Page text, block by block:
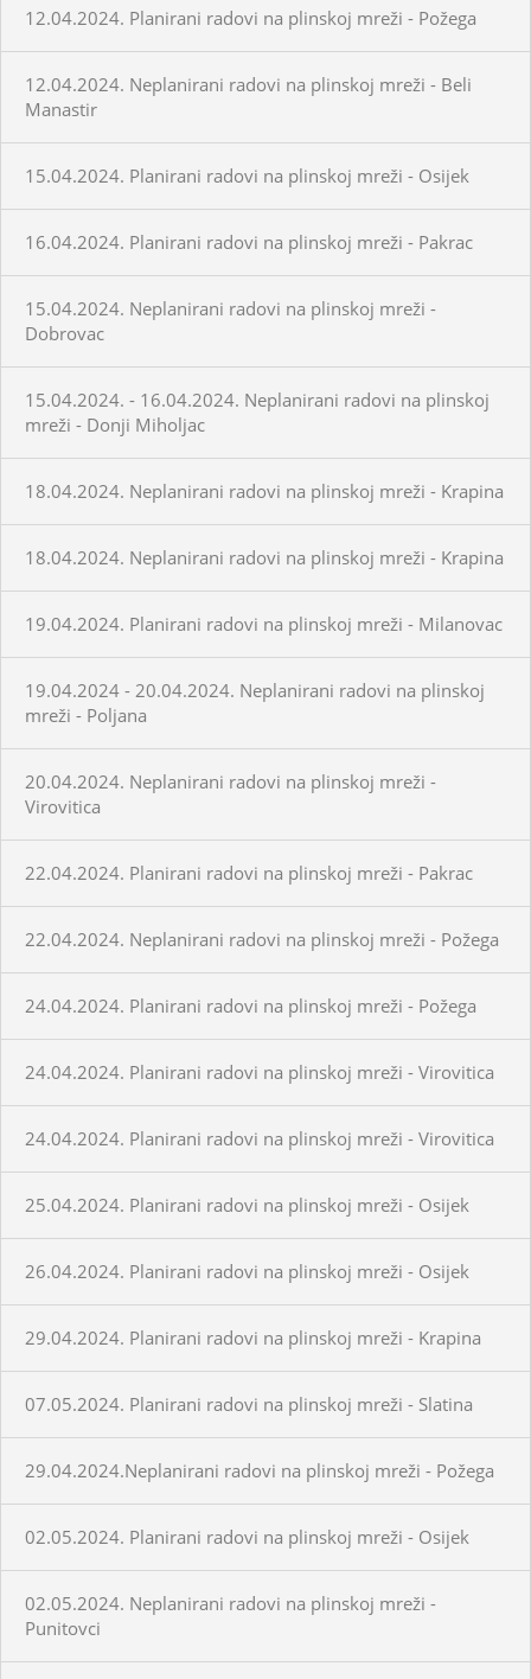
12.04.2024. Planirani radovi na plinskoj mreži - Požega
12.04.2024. Neplanirani radovi na plinskoj mreži - Beli
Manastir
15.04.2024. Planirani radovi na plinskoj mreži - Osijek
16.04.2024. Planirani radovi na plinskoj mreži - Pakrac
15.04.2024. Neplanirani radovi na plinskoj mreži -
Dobrovac
15.04.2024. - 16.04.2024. Neplanirani radovi na plinskoj
mreži - Donji Miholjac
18.04.2024. Neplanirani radovi na plinskoj mreži - Krapina
18.04.2024. Neplanirani radovi na plinskoj mreži - Krapina
19.04.2024. Planirani radovi na plinskoj mreži - Milanovac
19.04.2024 - 20.04.2024. Neplanirani radovi na plinskoj
mreži - Poljana
20.04.2024. Neplanirani radovi na plinskoj mreži -
Virovitica
22.04.2024. Planirani radovi na plinskoj mreži - Pakrac
22.04.2024. Neplanirani radovi na plinskoj mreži - Požega
24.04.2024. Planirani radovi na plinskoj mreži - Požega
24.04.2024. Planirani radovi na plinskoj mreži - Virovitica
24.04.2024. Planirani radovi na plinskoj mreži - Virovitica
25.04.2024. Planirani radovi na plinskoj mreži - Osijek
26.04.2024. Planirani radovi na plinskoj mreži - Osijek
29.04.2024. Planirani radovi na plinskoj mreži - Krapina
07.05.2024. Planirani radovi na plinskoj mreži - Slatina
29.04.2024.Neplanirani radovi na plinskoj mreži - Požega
02.05.2024. Planirani radovi na plinskoj mreži - Osijek
02.05.2024. Neplanirani radovi na plinskoj mreži -
Punitovci